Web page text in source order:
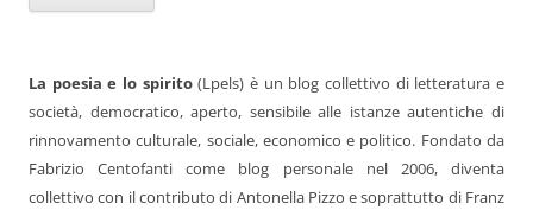
La poesia e lo spirito(Lpels) è un blog collettivo di letteratura e
società, democratico, aperto, sensibile alle istanze autentiche di
rinnovamento culturale, sociale, economico e politico. Fondato da
Fabrizio Centofanti come blog personale nel 2006, diventa
collettivo con il contributo di Antonella Pizzo e soprattutto di Franz